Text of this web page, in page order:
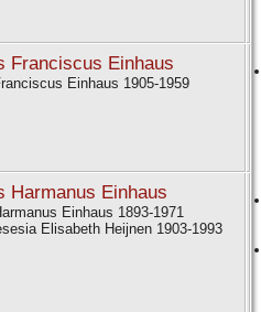
Franciscus Einhaus
Einhaus 1905-1959
Harmanus Einhaus
Einhaus 1893-1971
Elisabeth Heijnen 1903-1993